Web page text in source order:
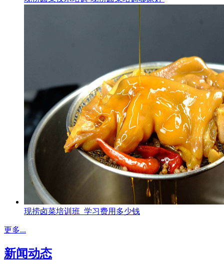
现捞卤菜培训班_学习费用多少钱
更多...
新闻动态